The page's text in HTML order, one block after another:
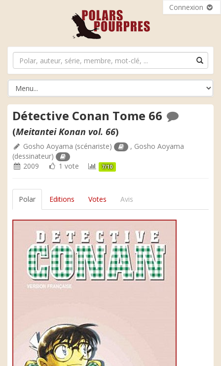
Connexion
Détective Conan Tome 66
(Meitantei Konan vol. 66)
Gosho Aoyama (scénariste) , Gosho Aoyama
(dessinateur)
2009
1 vote 7/10
Polar Editions Votes Avis